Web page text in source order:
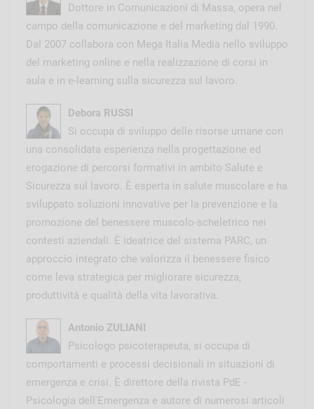
Dottore in Comunicazioni di Massa, opera nel
campo della comunicazione e del marketing dal 1990.
Dal 2007 collabora con Mega Italia Media nello sviluppo
del marketing online e nella realizzazione di corsi in
aula e in e-learning sulla sicurezza sul lavoro.
Debora RUSSI
Si occupa di sviluppo delle risorse umane con
una consolidata esperienza nella progettazione ed
erogazione di percorsi formativi in ambito Salute e
Sicurezza sul lavoro. È esperta in salute muscolare e ha
sviluppato soluzioni innovative per la prevenzione e la
promozione del benessere muscolo-scheletrico nei
contesti aziendali. È ideatrice del sistema PARC, un
approccio integrato che valorizza il benessere fisico
come leva strategica per migliorare sicurezza,
produttività e qualità della vita lavorativa.
Antonio ZULIANI
Psicologo psicoterapeuta, si occupa di
comportamenti e processi decisionali in situazioni di
emergenza e crisi. È direttore della rivista PdE -
Psicologia dell'Emergenza e autore di numerosi articoli